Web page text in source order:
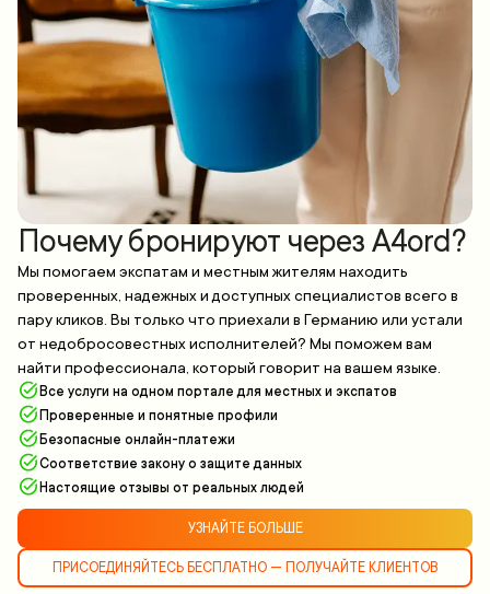
Почему бронируют через A4ord?
Мы помогаем экспатам и местным жителям находить
проверенных, надежных и доступных специалистов всего в
пару кликов. Вы только что приехали в Германию или устали
от недобросовестных исполнителей? Мы поможем вам
найти профессионала, который говорит на вашем языке.
Все услуги на одном портале для местных и экспатов
Проверенные и понятные профили
Безопасные онлайн-платежи
Соответствие закону о защите данных
Настоящие отзывы от реальных людей
УЗНАЙТЕ БОЛЬШЕ
ПРИСОЕДИНЯЙТЕСЬ БЕСПЛАТНО — ПОЛУЧАЙТЕ КЛИЕНТОВ